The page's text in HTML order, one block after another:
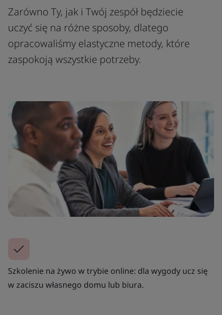
Zarówno Ty, jak i Twój zespół będziecie
uczyć się na różne sposoby, dlatego
opracowaliśmy elastyczne metody, które
zaspokoją wszystkie potrzeby.
Szkolenie na żywo w trybie online: dla wygody ucz się
w zaciszu własnego domu lub biura.